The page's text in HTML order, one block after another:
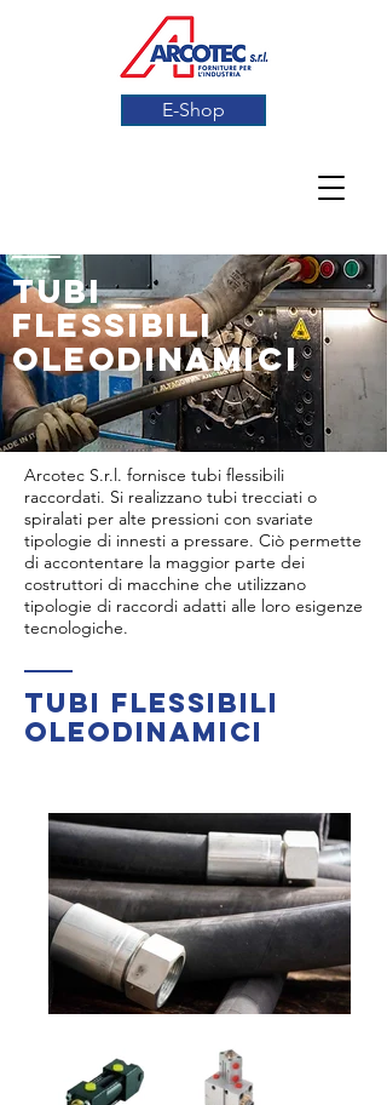
E-Shop
TUBI
FLESSIBILI
oleodinamici
Arcotec S.r.l. fornisce tubi flessibili
raccordati. Si realizzano tubi trecciati o
spiralati per alte pressioni con svariate
tipologie di innesti a pressare. Ciò permette
di accontentare la maggior parte dei
costruttori di macchine che utilizzano
tipologie di raccordi adatti alle loro esigenze
tecnologiche.
tubi flessibili
oleodinamici